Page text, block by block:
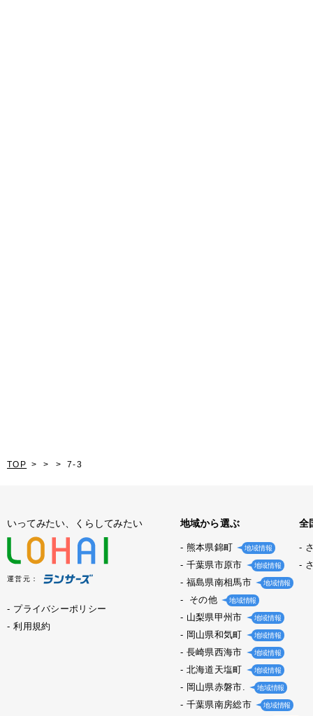
TOP 7-3
いってみたい、くらしてみたい
運営元：
プライバシーポリシー
利用規約
地域から選ぶ
熊本県錦町 地域情報
千葉県市原市 地域情報
福島県南相馬市 地域情報
その他 地域情報
山梨県甲州市 地域情報
岡山県和気町 地域情報
長崎県西海市 地域情報
北海道天塩町 地域情報
岡山県赤磐市. 地域情報
千葉県南房総市 地域情報
全